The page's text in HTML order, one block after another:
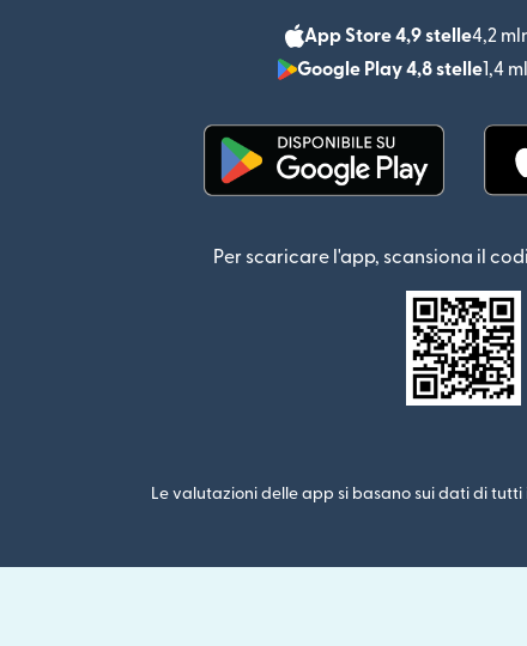
App Store 4,9 stelle4,2
Google Play 4,8 stelle1,4
Per scaricare l'app, scansiona il
Le valutazioni delle app si basano sui dati di